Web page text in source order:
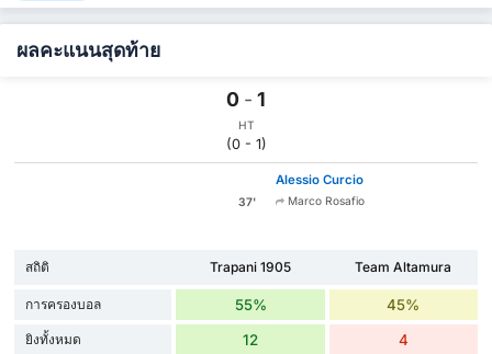
ผลคะแนนสุดท้าย
0 - 1
HT
(0 - 1)
37'
Alessio Curcio
Marco Rosafio
สถิติ Trapani 1905 Team Altamura
การครองบอล 55% 45%
ยิงทั้งหมด 12 4